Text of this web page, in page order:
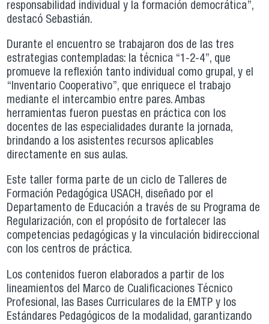
responsabilidad individual y la formación democrática”,
destacó Sebastián.
Durante el encuentro se trabajaron dos de las tres
estrategias contempladas: la técnica “1-2-4”, que
promueve la reflexión tanto individual como grupal, y el
“Inventario Cooperativo”, que enriquece el trabajo
mediante el intercambio entre pares. Ambas
herramientas fueron puestas en práctica con los
docentes de las especialidades durante la jornada,
brindando a los asistentes recursos aplicables
directamente en sus aulas.
Este taller forma parte de un ciclo de Talleres de
Formación Pedagógica USACH, diseñado por el
Departamento de Educación a través de su Programa de
Regularización, con el propósito de fortalecer las
competencias pedagógicas y la vinculación bidireccional
con los centros de práctica.
Los contenidos fueron elaborados a partir de los
lineamientos del Marco de Cualificaciones Técnico
Profesional, las Bases Curriculares de la EMTP y los
Estándares Pedagógicos de la modalidad, garantizando